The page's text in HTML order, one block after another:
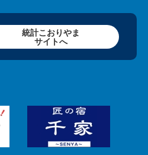
統計こおりやま
サイトへ